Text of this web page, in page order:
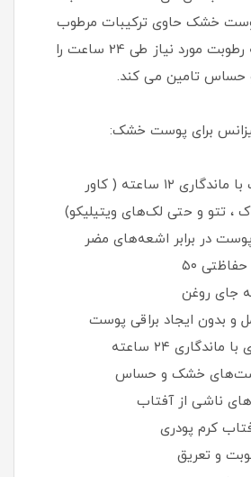
پوست خشک حاوی ترکیبات مرطوب
کننده قوی است که رطوبت مورد نیاز طی 24 ساعت را
تامین می کند.
برای پوست خشک:
کاور کامل پوست با ماندگاری ۱۲ ساعته ( کاور
، تتو و حتی لک‌های ویتیلیکو)
در برابر اشعه‌های مضر
۵۰
جای روغن
و بدون ایجاد براقی پوست
۲۴ ساعته
خشک و حساس
ناشی از آفتاب
کرم پودری
و تعریق